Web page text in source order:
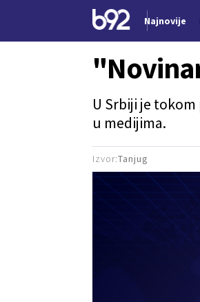
Najnovije
U Srbiji je
u medijima.
Izvor:Tanjug